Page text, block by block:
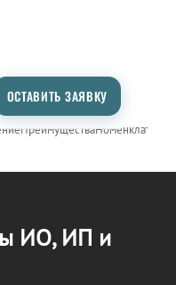
ОСТАВИТЬ ЗАЯВКУ
(ИО, ИП, КИНН)
ПреимуществаНоменклатура
ИО, ИП и